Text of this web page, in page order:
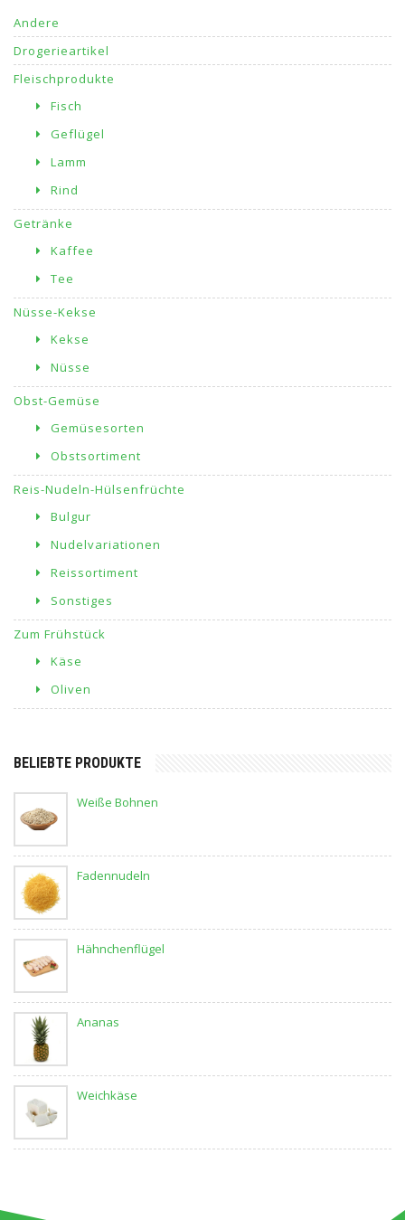
Andere
Drogerieartikel
Fleischprodukte
Fisch
Geflügel
Lamm
Rind
Getränke
Kaffee
Tee
Nüsse-Kekse
Kekse
Nüsse
Obst-Gemüse
Gemüsesorten
Obstsortiment
Reis-Nudeln-Hülsenfrüchte
Bulgur
Nudelvariationen
Reissortiment
Sonstiges
Zum Frühstück
Käse
Oliven
BELIEBTE PRODUKTE
Weiße Bohnen
Fadennudeln
Hähnchenflügel
Ananas
Weichkäse